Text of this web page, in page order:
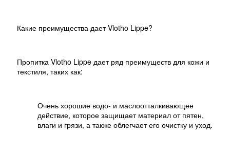
Какие преимущества дает Vlotho Lippe?
Пропитка Vlotho Lippe дает ряд преимуществ для кожи и
текстиля, таких как:
Очень хорошие водо- и маслоотталкивающее
действие, которое защищает материал от пятен,
влаги и грязи, а также облегчает его очистку и уход.